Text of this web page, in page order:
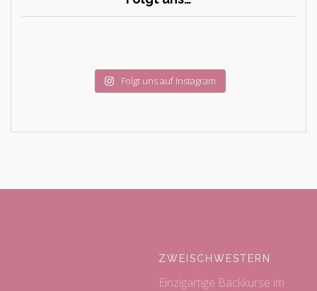
Folgt uns auf Instagram
ZWEISCHWESTERN
Einzigartige Backkurse im